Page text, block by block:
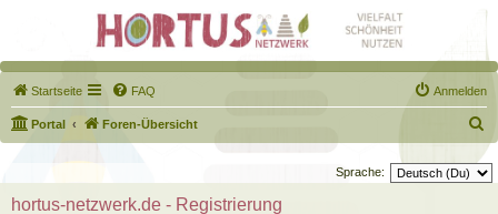
Startseite FAQ Anmelden
Portal Foren-Übersicht
u
c
Sprache:
hortus-netzwerk.de - Registrierung